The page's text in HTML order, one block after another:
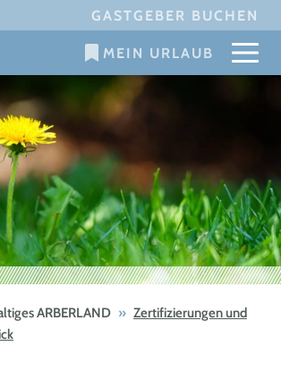
GASTGEBER BUCHEN
MEIN URLAUB
ARBERLAND » Zertifizierungen und